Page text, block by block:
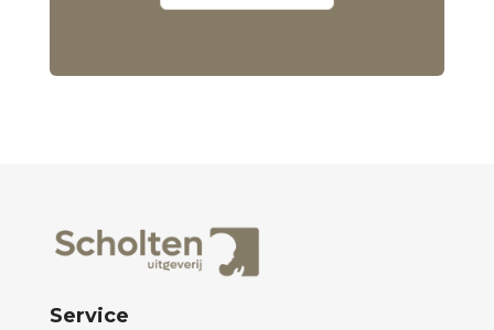
Service